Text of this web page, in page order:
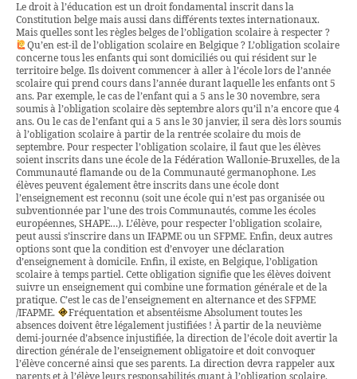
Le droit à l’éducation est un droit fondamental inscrit dans la
Constitution belge mais aussi dans différents textes internationaux.
Mais quelles sont les règles belges de l’obligation scolaire à respecter ?
Qu’en est-il de l’obligation scolaire en Belgique ? L’obligation scolaire
concerne tous les enfants qui sont domiciliés ou qui résident sur le
territoire belge. Ils doivent commencer à aller à l’école lors de l’année
scolaire qui prend cours dans l’année durant laquelle les enfants ont 5
ans. Par exemple, le cas de l’enfant qui a 5 ans le 30 novembre, sera
soumis à l’obligation scolaire dès septembre alors qu’il n’a encore que 4
ans. Ou le cas de l’enfant qui a 5 ans le 30 janvier, il sera dès lors soumis
à l’obligation scolaire à partir de la rentrée scolaire du mois de
septembre. Pour respecter l’obligation scolaire, il faut que les élèves
soient inscrits dans une école de la Fédération Wallonie-Bruxelles, de la
Communauté flamande ou de la Communauté germanophone. Les
élèves peuvent également être inscrits dans une école dont
l’enseignement est reconnu (soit une école qui n’est pas organisée ou
subventionnée par l’une des trois Communautés, comme les écoles
européennes, SHAPE…). L’élève, pour respecter l’obligation scolaire,
peut aussi s’inscrire dans un IFAPME ou un SFPME. Enfin, deux autres
options sont que la condition est d’envoyer une déclaration
d’enseignement à domicile. Enfin, il existe, en Belgique, l’obligation
scolaire à temps partiel. Cette obligation signifie que les élèves doivent
suivre un enseignement qui combine une formation générale et de la
pratique. C’est le cas de l’enseignement en alternance et des SFPME
/IFAPME.
Fréquentation et absentéisme Absolument toutes les
absences doivent être légalement justifiées ! À partir de la neuvième
demi-journée d’absence injustifiée, la direction de l’école doit avertir la
direction générale de l’enseignement obligatoire et doit convoquer
l’élève concerné ainsi que ses parents. La direction devra rappeler aux